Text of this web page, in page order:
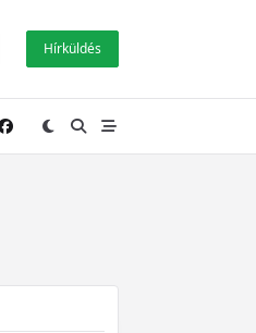
Hírküldés